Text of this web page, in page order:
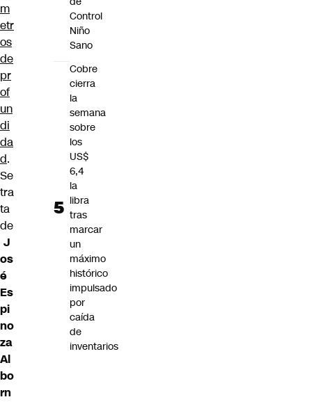
m
etr
os
de
pr
of
un
di
da
d.
Se
tra
ta
de
J
os
é
Es
pi
no
za
Al
bo
rn
Control
Niño
Sano
Cobre
cierra
la
semana
sobre
los
US$
6,4
la
libra
tras
marcar
un
máximo
histórico
impulsado
por
caída
de
inventarios